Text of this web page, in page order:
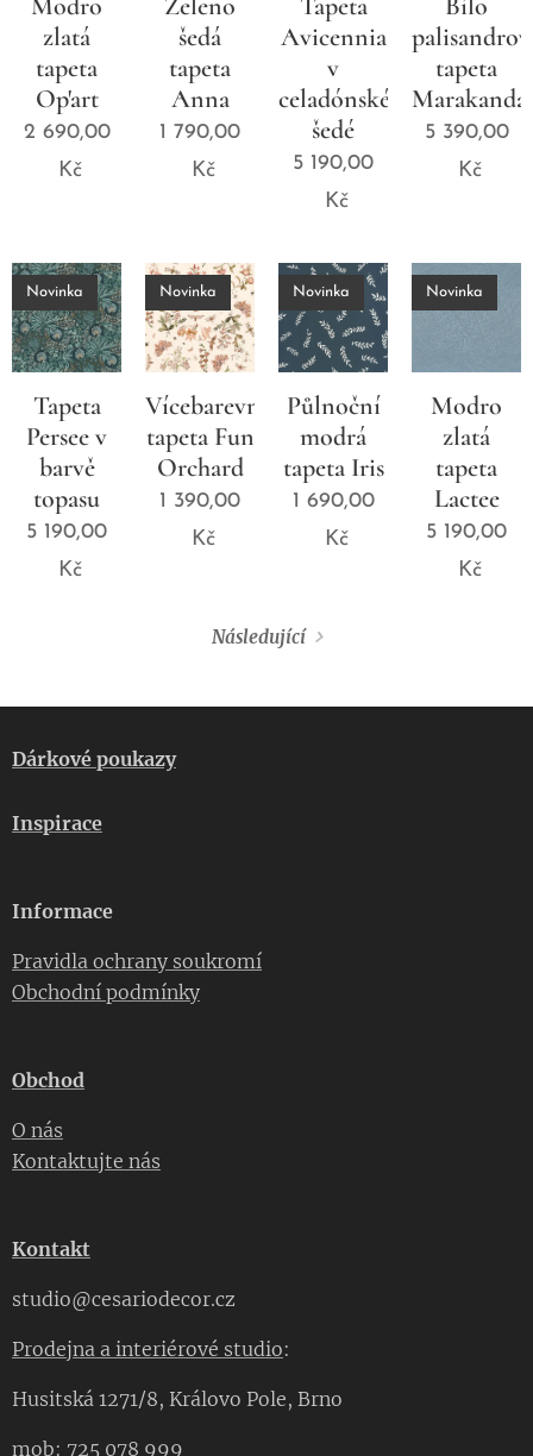
Modro
zlatá
tapeta
Op'art
2 690,00
Kč
Zeleno
šedá
tapeta
Anna
1 790,00
Kč
Tapeta
Avicennia
v
celadónské
šedé
5 190,00
Kč
Bílo
tapeta
Marakanda
5 390,00
Kč
Tapeta
Persee v
barvě
topasu
Novinka
5 190,00
Kč
Vícebarevná
tapeta Fun
Orchard
Novinka
1 390,00
Kč
Půlnoční
modrá
tapeta Iris
Novinka
1 690,00
Kč
Modro
zlatá
tapeta
Lactee
Novinka
5 190,00
Kč
Následující
Dárkové poukazy
Inspirace
Informace
Pravidla ochrany soukromí
Obchodní podmínky
Obchod
O nás
Kontaktujte nás
Kontakt
studio@cesariodecor.cz
Prodejna a interiérové studio:
Husitská 1271/8, Královo Pole, Brno
mob: 725 078 999